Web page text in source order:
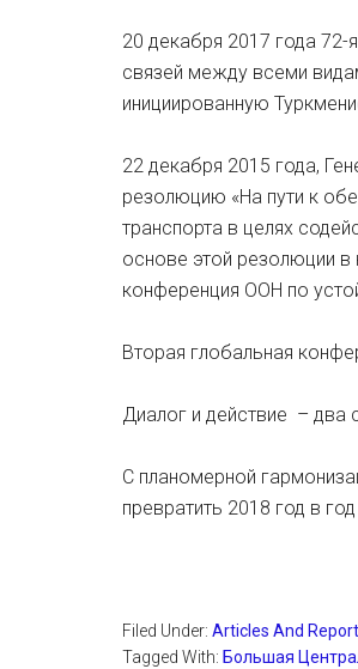
20 декабря 2017 года
связей между всеми
инициированную
22 декабря 2015 года,
резолюцию «На пути к
транспорта в целях
основе этой резолюции
конференция ООН по
Вторая глобальная
Диалог и действие – два
С планомерной
превратить 2018 год в
Filed Under: Articles And
Tagged With: Большая